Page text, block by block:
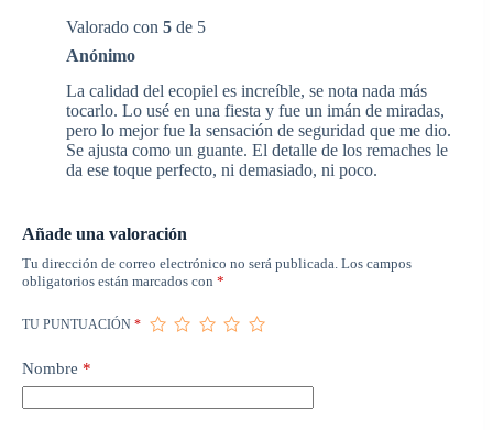
Valorado con 5 de 5
Anónimo
La calidad del ecopiel es increíble, se nota nada más
tocarlo. Lo usé en una fiesta y fue un imán de miradas,
pero lo mejor fue la sensación de seguridad que me dio.
Se ajusta como un guante. El detalle de los remaches le
da ese toque perfecto, ni demasiado, ni poco.
Añade una valoración
Tu dirección de correo electrónico no será publicada. Los campos
obligatorios están marcados con *
TU PUNTUACIÓN *
Nombre *